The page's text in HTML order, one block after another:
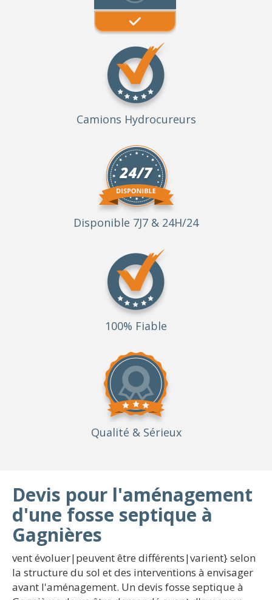
Camions Hydrocureurs
Disponible 7J7 & 24H/24
100% Fiable
Qualité & Sérieux
Devis pour l'aménagement
d'une fosse septique à
Gagnières
vent évoluer|peuvent être différents|varient} selon
la structure du sol et des interventions à envisager
avant l'aménagement. Un devis fosse septique à